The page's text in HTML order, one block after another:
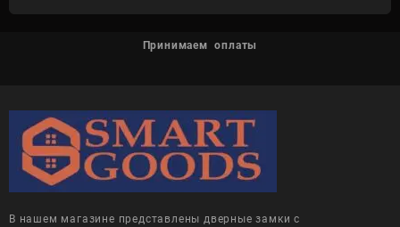
Принимаем оплаты
В нашем магазине представлены дверные замки с